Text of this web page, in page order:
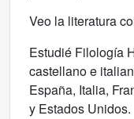
Veo la literatura
Estudié Filología
castellano e
España, Italia,
y Estados Unidos.